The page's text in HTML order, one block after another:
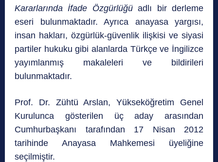
Kararlarında İfade Özgürlüğüadlı bir derleme
eseri bulunmaktadır. Ayrıca anayasa yargısı,
insan hakları, özgürlük-güvenlik ilişkisi ve siyasi
partiler hukuku gibi alanlarda Türkçe ve İngilizce
yayımlanmış makaleleri ve bildirileri
bulunmaktadır.
Prof. Dr. Zühtü Arslan, Yükseköğretim Genel
Kurulunca gösterilen üç aday arasından
Cumhurbaşkanı tarafından 17 Nisan 2012
tarihinde Anayasa Mahkemesi üyeliğine
seçilmiştir.